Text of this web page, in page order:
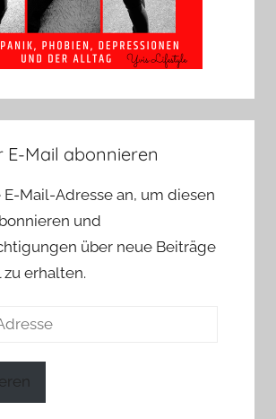
E-Mail abonnieren
E-Mail-Adresse an, um diesen
und
über neue Beiträge
zu erhalten.